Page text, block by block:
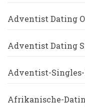
Adventist Dating
Adventist Dating
Adventist-Singles-
Afrikanische-